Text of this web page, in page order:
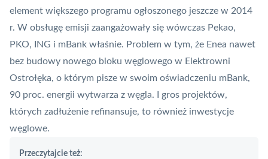
element większego programu ogłoszonego jeszcze w 2014
r. W obsługę emisji zaangażowały się wówczas Pekao,
PKO, ING i mBank właśnie. Problem w tym, że Enea nawet
bez budowy nowego bloku węglowego w Elektrowni
Ostrołęka, o którym pisze w swoim oświadczeniu mBank,
90 proc. energii wytwarza z węgla. I gros projektów,
których zadłużenie refinansuje, to również inwestycje
węglowe.
Przeczytajcie też: